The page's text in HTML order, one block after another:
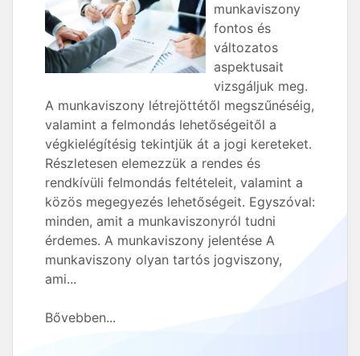
munkaviszony
fontos és
változatos
aspektusait
vizsgáljuk meg.
A munkaviszony létrejöttétől megszűnéséig,
valamint a felmondás lehetőségeitől a
végkielégítésig tekintjük át a jogi kereteket.
Részletesen elemezzük a rendes és
rendkívüli felmondás feltételeit, valamint a
közös megegyezés lehetőségeit. Egyszóval:
minden, amit a munkaviszonyról tudni
érdemes. A munkaviszony jelentése A
munkaviszony olyan tartós jogviszony,
ami...
Bővebben...